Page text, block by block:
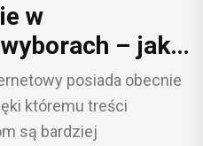
w
– jak
posiada obecnie
któremu treści
są bardziej